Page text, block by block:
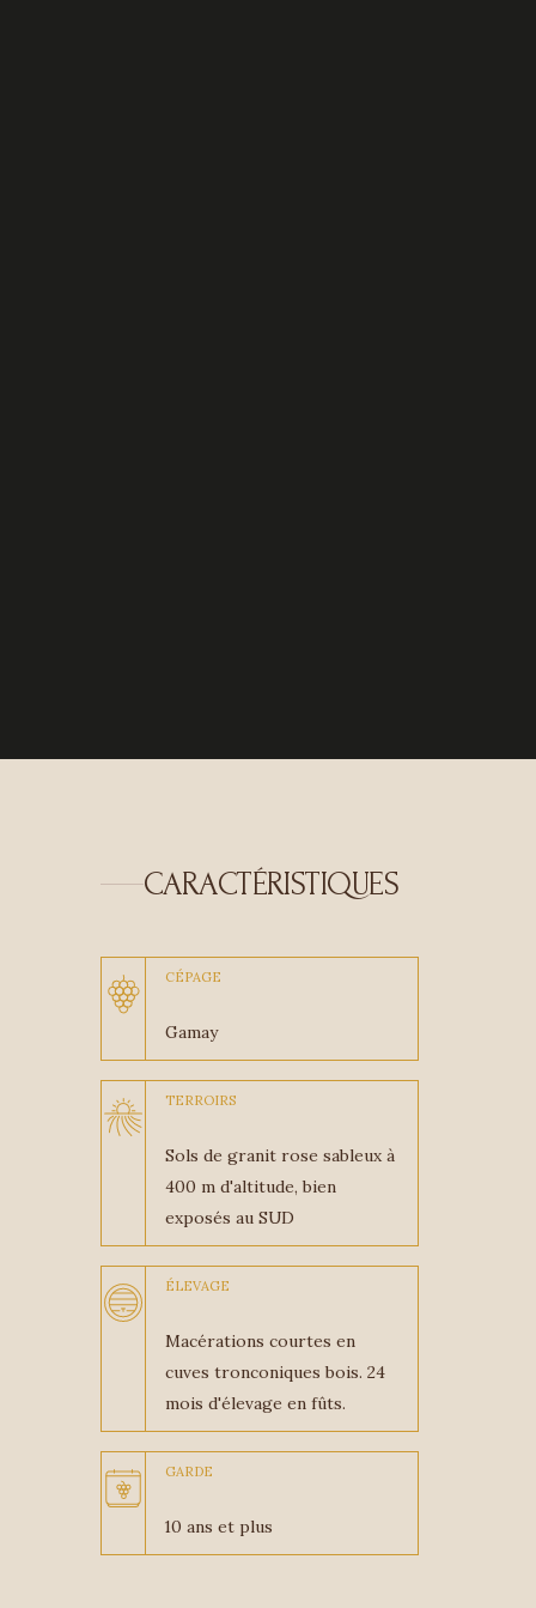
CARACTÉRISTIQUES
CÉPAGE
Gamay
TERROIRS
Sols de granit rose sableux à
400 m d'altitude, bien
exposés au SUD
ÉLEVAGE
Macérations courtes en
cuves tronconiques bois. 24
mois d'élevage en fûts.
GARDE
10 ans et plus